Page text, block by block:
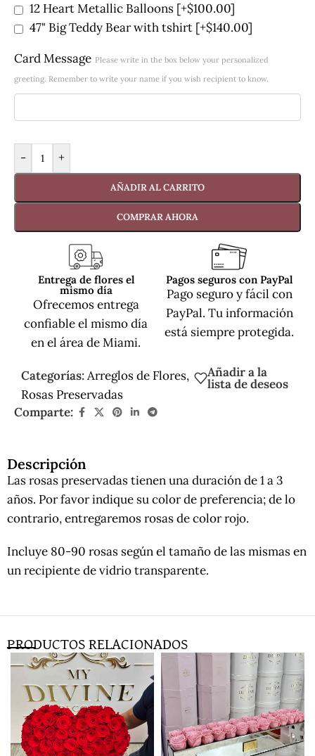
12 Heart Metallic Balloons [+$100.00]
47" Big Teddy Bear with tshirt [+$140.00]
Card Message Please write in the box below your personalized
greeting. Remember to write your name if you wish recipient to know.
- +
AÑADIR AL CARRITO
COMPRAR AHORA
Entrega de flores el
mismo día
Ofrecemos entrega
confiable el mismo día
en el área de Miami.
Pagos seguros con PayPal
Pago seguro y fácil con
PayPal. Tu información
está siempre protegida.
Categorías:Arreglos de Flores,
Rosas Preservadas
Añadir a la
lista de deseos
Comparte:
Descripción
Las rosas preservadas tienen una duración de 1 a 3
años. Por favor indique su color de preferencia; de lo
contrario, entregaremos rosas de color rojo.
Incluye 80-90 rosas según el tamaño de las mismas en
un recipiente de vidrio transparente.
PRODUCTOS RELACIONADOS